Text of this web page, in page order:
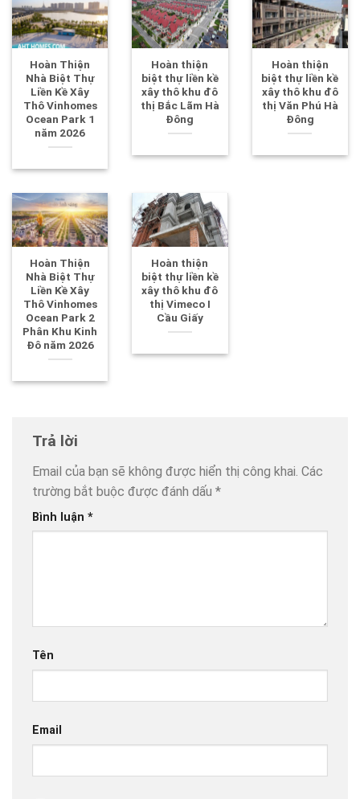
Hoàn Thiện
Nhà Biệt Thự
Liền Kề Xây
Thô Vinhomes
Ocean Park 1
năm 2026
Hoàn thiện
biệt thự liền kề
xây thô khu đô
thị Bắc Lãm Hà
Đông
Hoàn thiện
biệt thự liền kề
xây thô khu đô
thị Văn Phú Hà
Đông
Hoàn Thiện
Nhà Biệt Thự
Liền Kề Xây
Thô Vinhomes
Ocean Park 2
Phân Khu Kinh
Đô năm 2026
Hoàn thiện
biệt thự liền kề
xây thô khu đô
thị Vimeco I
Cầu Giấy
Trả lời
Email của bạn sẽ không được hiển thị công khai. Các
trường bắt buộc được đánh dấu *
Bình luận *
Tên
Email